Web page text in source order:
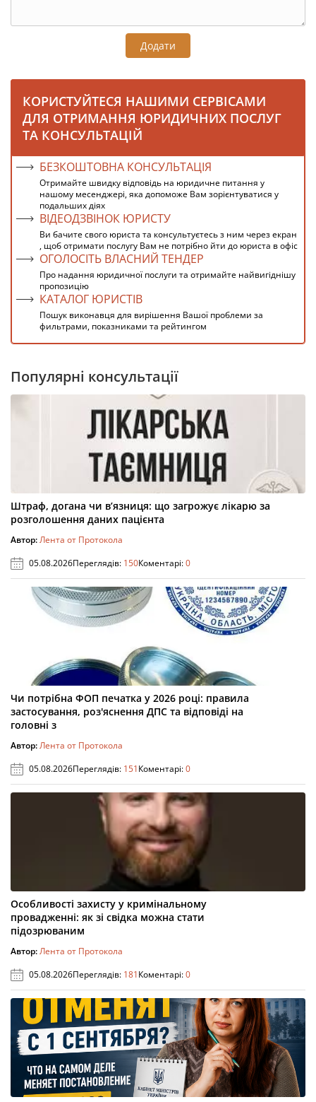
Додати
КОРИСТУЙТЕСЯ НАШИМИ СЕРВІСАМИ
ДЛЯ ОТРИМАННЯ ЮРИДИЧНИХ ПОСЛУГ
ТА КОНСУЛЬТАЦІЙ
БЕЗКОШТОВНА КОНСУЛЬТАЦІЯ
Отримайте швидку відповідь на юридичне питання у
нашому месенджері, яка допоможе Вам зорієнтуватися у
подальших діях
ВІДЕОДЗВІНОК ЮРИСТУ
Ви бачите свого юриста та консультуєтесь з ним через екран
, щоб отримати послугу Вам не потрібно йти до юриста в офіс
ОГОЛОСІТЬ ВЛАСНИЙ ТЕНДЕР
Про надання юридичної послуги та отримайте найвигіднішу
пропозицію
КАТАЛОГ ЮРИСТІВ
Пошук виконавця для вирішення Вашої проблеми за
фильтрами, показниками та рейтингом
Популярні консультації
Штраф, догана чи в’язниця: що загрожує лікарю за
розголошення даних пацієнта
Автор:Лента от Протокола
05.08.2026Переглядів: 150Коментарі:0
Чи потрібна ФОП печатка у 2026 році: правила
застосування, роз'яснення ДПС та відповіді на
головні з
Автор:Лента от Протокола
05.08.2026Переглядів: 151Коментарі:0
Особливості захисту у кримінальному
провадженні: як зі свідка можна стати
підозрюваним
Автор:Лента от Протокола
05.08.2026Переглядів: 181Коментарі:0